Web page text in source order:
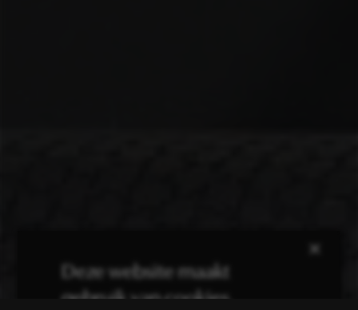
×
Deze website maakt
gebruik van cookies.